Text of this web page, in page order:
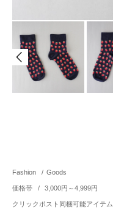
Fashion / Goods
価格帯 / 3,000円～4,999円
クリックポスト同梱可能アイテム